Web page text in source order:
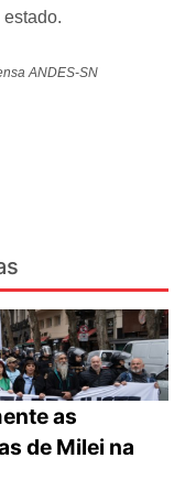
ANDES-SN
as
de Milei na